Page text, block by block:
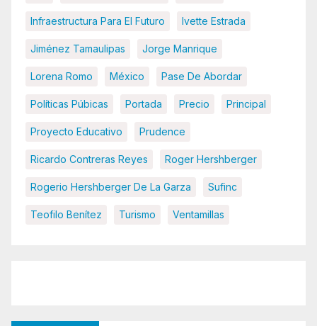
Infraestructura Para El Futuro Ivette Estrada
Jiménez Tamaulipas Jorge Manrique
Lorena Romo México Pase De Abordar
Políticas Púbicas Portada Precio Principal
Proyecto Educativo Prudence
Ricardo Contreras Reyes Roger Hershberger
Rogerio Hershberger De La Garza Sufinc
Teofilo Benítez Turismo Ventamillas